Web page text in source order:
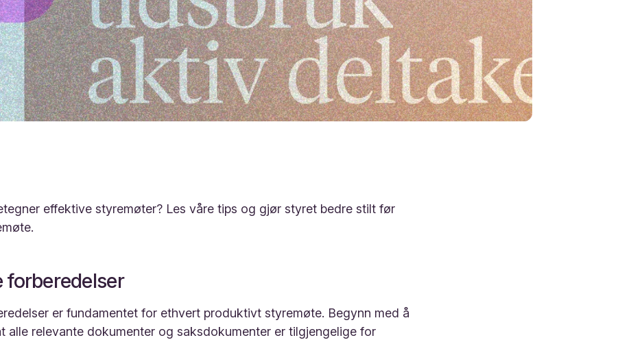
effektive styremøter? Les våre tips og gjør styret bedre stilt før
forberedelser
er fundamentet for ethvert produktivt styremøte. Begynn med å
alle relevante dokumenter og saksdokumenter er tilgjengelige for